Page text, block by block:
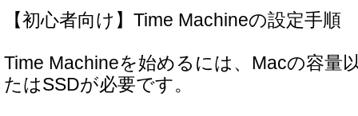
【初心者向け】Time Machineの設定手順
Time Machineを始めるには、Macの容量
たはSSDが必要です。